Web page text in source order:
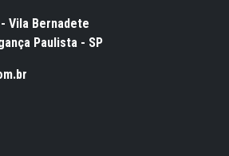
Vila Bernadete
Paulista - SP